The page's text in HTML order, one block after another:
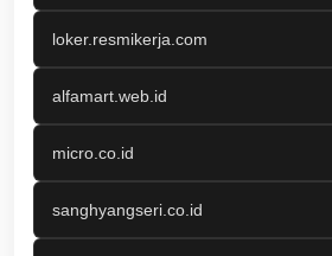
loker.resmikerja.com
alfamart.web.id
micro.co.id
sanghyangseri.co.id